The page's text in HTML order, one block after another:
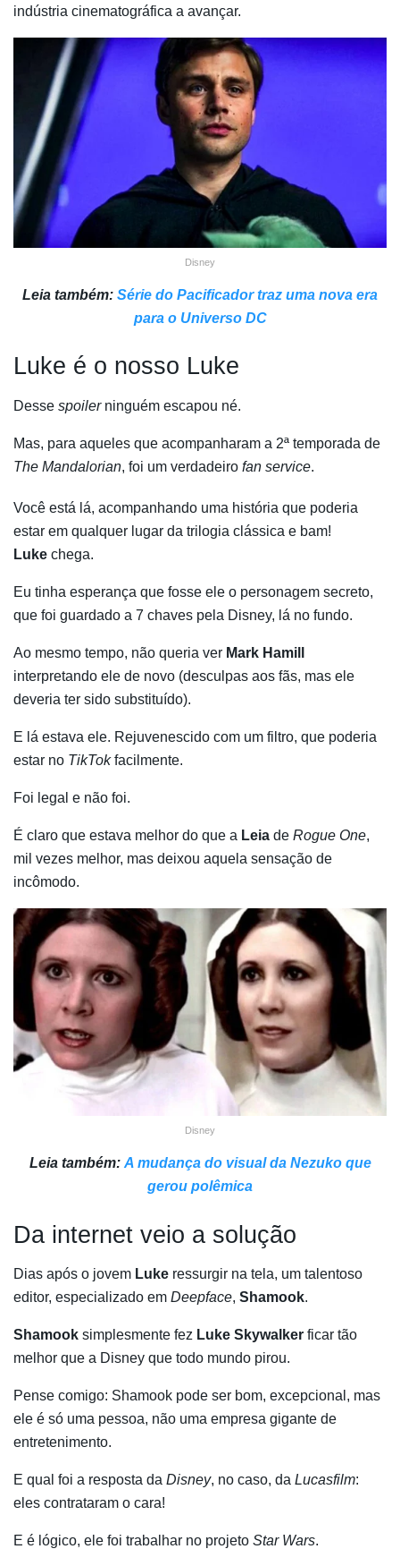
indústria cinematográfica a avançar.
Disney
Leia também: Série do Pacificador traz uma nova era
para o Universo DC
Luke é o nosso Luke
Desse spoilerninguém escapou né.
Mas, para aqueles que acompanharam a 2ª temporada de
The Mandalorian, foi um verdadeiro fan service.
Você está lá, acompanhando uma história que poderia
estar em qualquer lugar da trilogia clássica e bam!
Luke chega.
Eu tinha esperança que fosse ele o personagem secreto,
que foi guardado a 7 chaves pela Disney, lá no fundo.
Ao mesmo tempo, não queria ver Mark Hamill
interpretando ele de novo (desculpas aos fãs, mas ele
deveria ter sido substituído).
E lá estava ele. Rejuvenescido com um filtro, que poderia
estar no TikTokfacilmente.
Foi legal e não foi.
É claro que estava melhor do que a Leia de Rogue One,
mil vezes melhor, mas deixou aquela sensação de
incômodo.
Disney
Leia também: A mudança do visual da Nezuko que
gerou polêmica
Da internet veio a solução
Dias após o jovem Luke ressurgir na tela, um talentoso
editor, especializado em Deepface, Shamook.
Shamook simplesmente fez Luke Skywalker ficar tão
melhor que a Disney que todo mundo pirou.
Pense comigo: Shamook pode ser bom, excepcional, mas
ele é só uma pessoa, não uma empresa gigante de
entretenimento.
E qual foi a resposta da Disney, no caso, da Lucasfilm:
eles contrataram o cara!
E é lógico, ele foi trabalhar no projeto Star Wars.